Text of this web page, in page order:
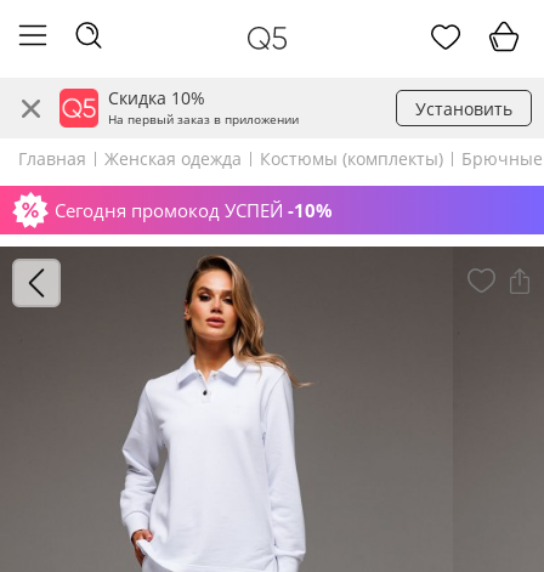
Скидка 10%
На первый заказ в приложении Установить
Главная Женская одежда Костюмы (комплекты)
Сегодня промокод УСПЕЙ -10%